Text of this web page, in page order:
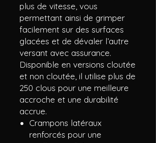
plus de vitesse, vous
permettant ainsi de grimper
facilement sur des surfaces
glacées et de dévaler l’autre
versant avec assurance.
Disponible en versions cloutée
et non cloutée, il utilise plus de
250 clous pour une meilleure
accroche et une durabilité
accrue.
Crampons latéraux
renforcés pour une